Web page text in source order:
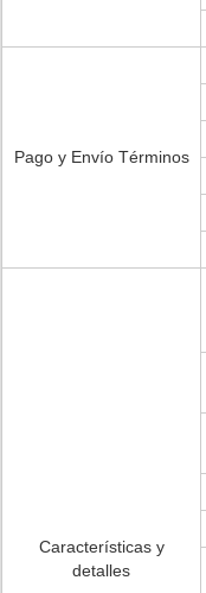
Pago y Envío Términos
Características y
detalles